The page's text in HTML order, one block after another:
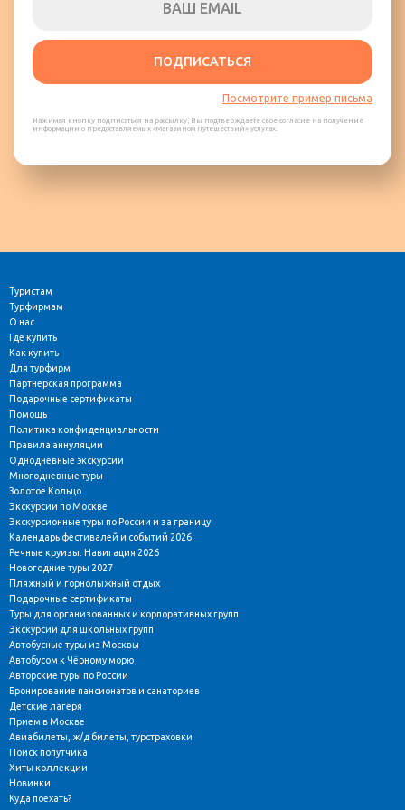
ПОДПИСАТЬСЯ
Посмотрите пример письма
Нажимая кнопку подписаться на рассылку, Вы подтверждаете свое согласие на получение
информации о предоставляемых «Магазином Путешествий» услугах.
Туристам
Турфирмам
О нас
Где купить
Как купить
Для турфирм
Партнерская программа
Подарочные сертификаты
Помощь
Политика конфиденциальности
Правила аннуляции
Однодневные экскурсии
Многодневные туры
Золотое Кольцо
Экскурсии по Москве
Экскурсионные туры по России и за границу
Календарь фестивалей и событий 2026
Речные круизы. Навигация 2026
Новогодние туры 2027
Пляжный и горнолыжный отдых
Подарочные сертификаты
Туры для организованных и корпоративных групп
Экскурсии для школьных групп
Автобусные туры из Москвы
Автобусом к Чёрному морю
Авторские туры по России
Бронирование пансионатов и санаториев
Детские лагеря
Прием в Москве
Авиабилеты, ж/д билеты, турстраховки
Поиск попутчика
Хиты коллекции
Новинки
Куда поехать?